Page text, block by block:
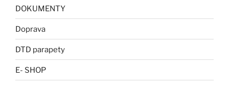
DOKUMENTY
Doprava
DTD parapety
E- SHOP